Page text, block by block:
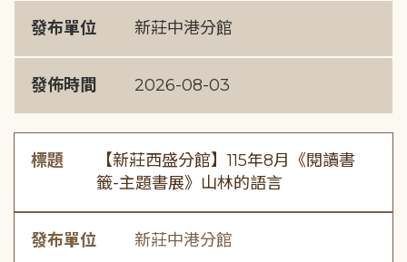
發布單位 新莊中港分館
發佈時間 2026-08-03
標題
【新莊西盛分館】115年8月《閱讀書
籤-主題書展》山林的語言
發布單位 新莊中港分館